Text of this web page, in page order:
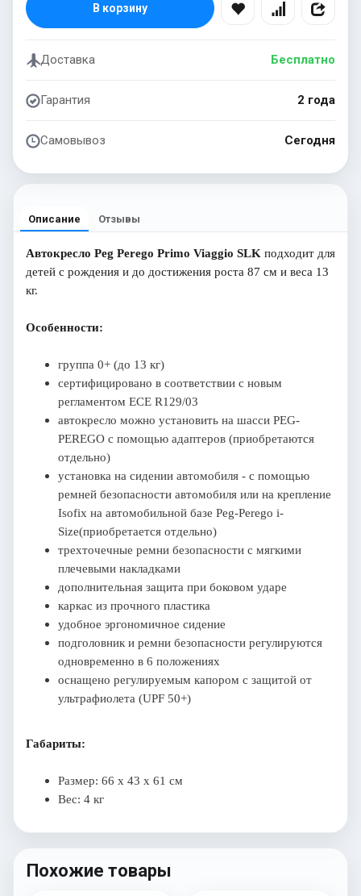
В корзину
Доставка Бесплатно
Гарантия 2 года
Самовывоз Сегодня
Описание Отзывы
Автокресло Peg Perego Primo Viaggio SLK подходит для
детей с рождения и до достижения роста 87 см и веса 13
кг.
Особенности:
группа 0+ (до 13 кг)
сертифицировано в соответствии с новым
регламентом ECE R129/03
автокресло можно установить на шасси PEG-
PEREGO с помощью адаптеров (приобретаются
отдельно)
установка на сидении автомобиля - с помощью
ремней безопасности автомобиля или на крепление
Isofix на автомобильной базе Peg-Perego i-
Size(приобретается отдельно)
трехточечные ремни безопасности с мягкими
плечевыми накладками
дополнительная защита при боковом ударе
каркас из прочного пластика
удобное эргономичное сидение
подголовник и ремни безопасности регулируются
одновременно в 6 положениях
оснащено регулируемым капором с защитой от
ультрафиолета (UPF 50+)
Габариты:
Размер: 66 х 43 х 61 см
Вес: 4 кг
Похожие товары